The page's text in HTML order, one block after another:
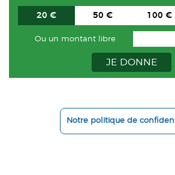
20 € 50 € 100 €
Ou un montant libre
JE DONNE
Notre politique de